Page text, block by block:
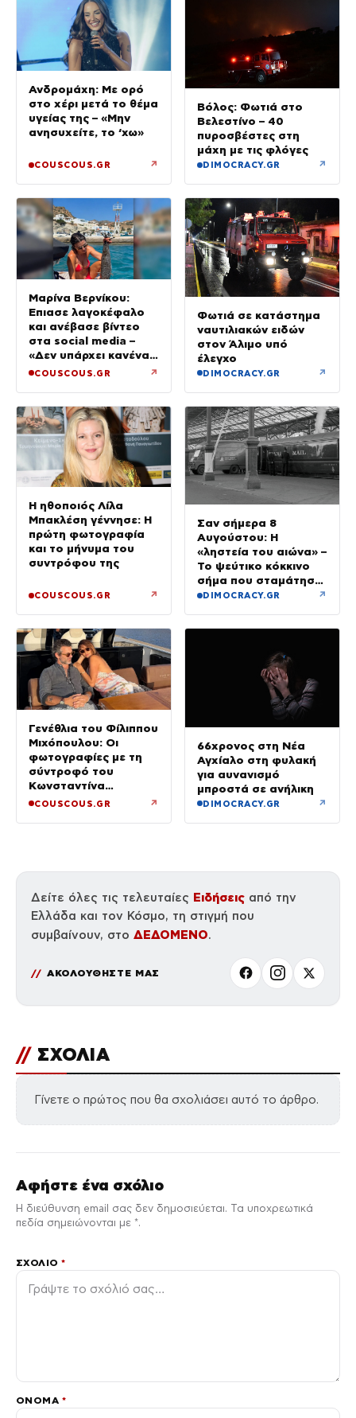
Ανδρομάχη: Με ορό
στο χέρι μετά το θέμα
υγείας της – «Μην
ανησυχείτε, το ‘χω»
COUSCOUS.GR ↗
Βόλος: Φωτιά στο
Βελεστίνο – 40
πυροσβέστες στη
μάχη με τις φλόγες
DIMOCRACY.GR ↗
Μαρίνα Βερνίκου:
Έπιασε λαγοκέφαλο
και ανέβασε βίντεο
στα social media –
«Δεν υπάρχει κανένας
λόγος να φοβόμαστε»
COUSCOUS.GR ↗
Φωτιά σε κατάστημα
ναυτιλιακών ειδών
στον Άλιμο υπό
έλεγχο
DIMOCRACY.GR ↗
Η ηθοποιός Λίλα
Μπακλέση γέννησε: Η
πρώτη φωτογραφία
και το μήνυμα του
συντρόφου της
COUSCOUS.GR ↗
Σαν σήμερα 8
Αυγούστου: Η
«ληστεία του αιώνα» –
Το ψεύτικο κόκκινο
σήμα που σταμάτησε
τρένο με 2,6 εκατ.
DIMOCRACY.GR ↗
Γενέθλια του Φίλιππου
Μιχόπουλου: Οι
φωτογραφίες με τη
σύντροφό του
Κωνσταντίνα
Ευρυπίδου και το
COUSCOUS.GR ↗
66χρονος στη Νέα
Αγχίαλο στη φυλακή
για αυνανισμό
μπροστά σε ανήλικη
DIMOCRACY.GR ↗
Δείτε όλες τις τελευταίες Ειδήσεις από την
Ελλάδα και τον Κόσμο, τη στιγμή που
συμβαίνουν, στο ΔΕΔΟΜΕΝΟ.
ΑΚΟΛΟΥΘΗΣΤΕ ΜΑΣ
// ΣΧΟΛΙΑ
Γίνετε ο πρώτος που θα σχολιάσει αυτό το άρθρο.
Αφήστε ένα σχόλιο
Η διεύθυνση email σας δεν δημοσιεύεται. Τα υποχρεωτικά
πεδία σημειώνονται με *.
ΣΧΌΛΙΟ*
ΌΝΟΜΑ *